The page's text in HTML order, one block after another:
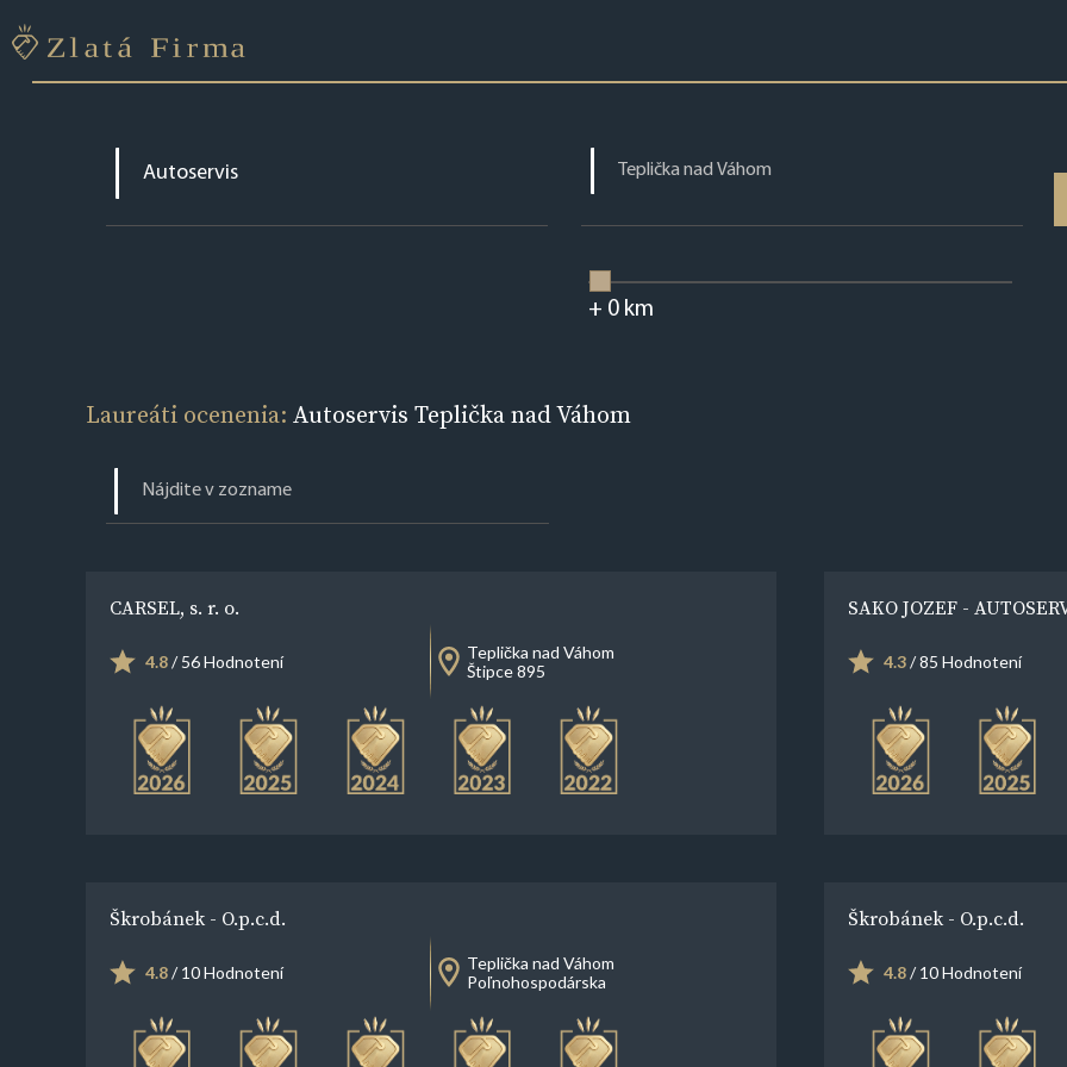
+ 0km
Laureáti ocenenia: Autoservis Teplička nad Váhom
CARSEL, s. r. o.
4.8/ 56 Hodnotení
Teplička nad Váhom
Štipce 895
SAKO JOZEF -
4.3/ 85 Hodnotení
Škrobánek - O.p.c.d.
4.8/ 10 Hodnotení
Teplička nad Váhom
Poľnohospodárska
Škrobánek - O.p.c.d.
4.8/ 10 Hodnotení